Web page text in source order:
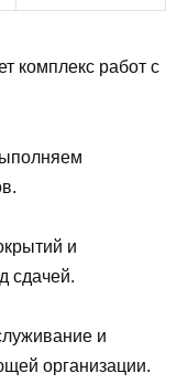
работ с
и
сдачей.
и
организации.